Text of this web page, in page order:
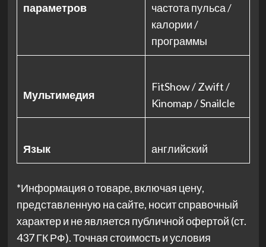
параметров
частота пульса /
калории /
программы
Мультимедия
FitShow / Zwift /
Kinomap / Snailcle
Язык английский
*Информация о товаре, включая цену,
представленную на сайте, носит справочный
характер и не является публичной офертой (ст.
437 ГК РФ). Точная стоимость и условия